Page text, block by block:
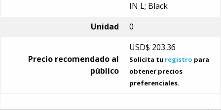
IN L; Black
Unidad
0
Precio recomendado al
público
USD$ 203.36
Solicita tu registro para
obtener precios
preferenciales.